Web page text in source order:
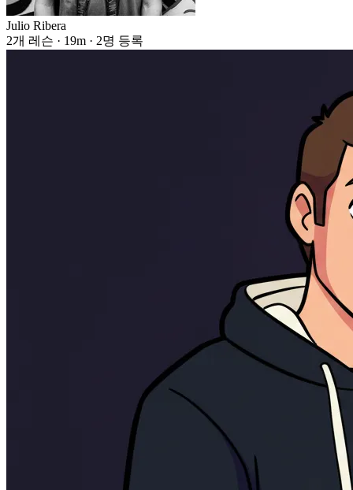
Julio Ribera
2개 레슨 · 19m · 2명 등록